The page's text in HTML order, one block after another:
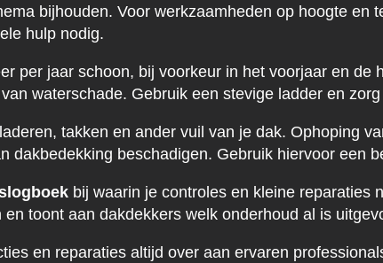
bijhouden. Voor werkzaamheden op hoogte en
hulp nodig.
per jaar schoon, bij voorkeur in het voorjaar en de
waterschade. Gebruik een stevige ladder en
takken en ander vuil van je dak. Ophoping
dakbedekking beschadigen. Gebruik hiervoor een
bij waarin je controles en kleine reparaties
toont aan dakdekkers welk onderhoud al is
en reparaties altijd over aan ervaren